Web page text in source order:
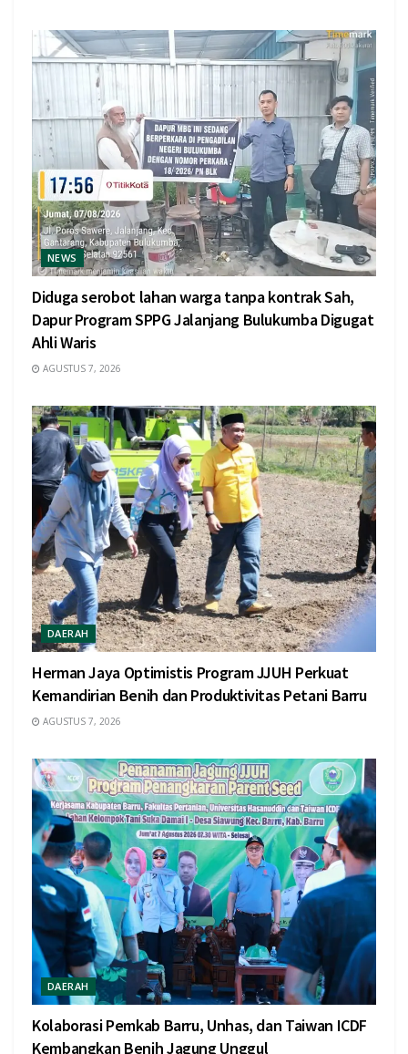
NEWS
Diduga serobot lahan warga tanpa kontrak Sah,
Dapur Program SPPG Jalanjang Bulukumba Digugat
Ahli Waris
AGUSTUS 7, 2026
DAERAH
Herman Jaya Optimistis Program JJUH Perkuat
Kemandirian Benih dan Produktivitas Petani Barru
AGUSTUS 7, 2026
DAERAH
Kolaborasi Pemkab Barru, Unhas, dan Taiwan ICDF
Kembangkan Benih Jagung Unggul